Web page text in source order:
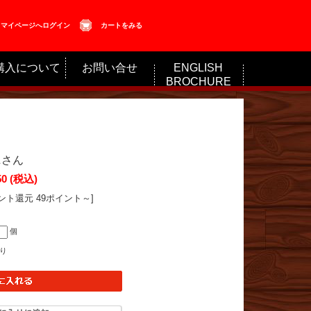
マイページへログイン カートをみる
入について お問い合せ
ENGLISH
BROCHURE
ん
(税込)
ト還元 49ポイント～]
個